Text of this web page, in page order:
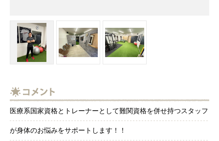
医療系国家資格とトレーナーとして難関資格を併せ持つスタッフ
が身体のお悩みをサポートします！！